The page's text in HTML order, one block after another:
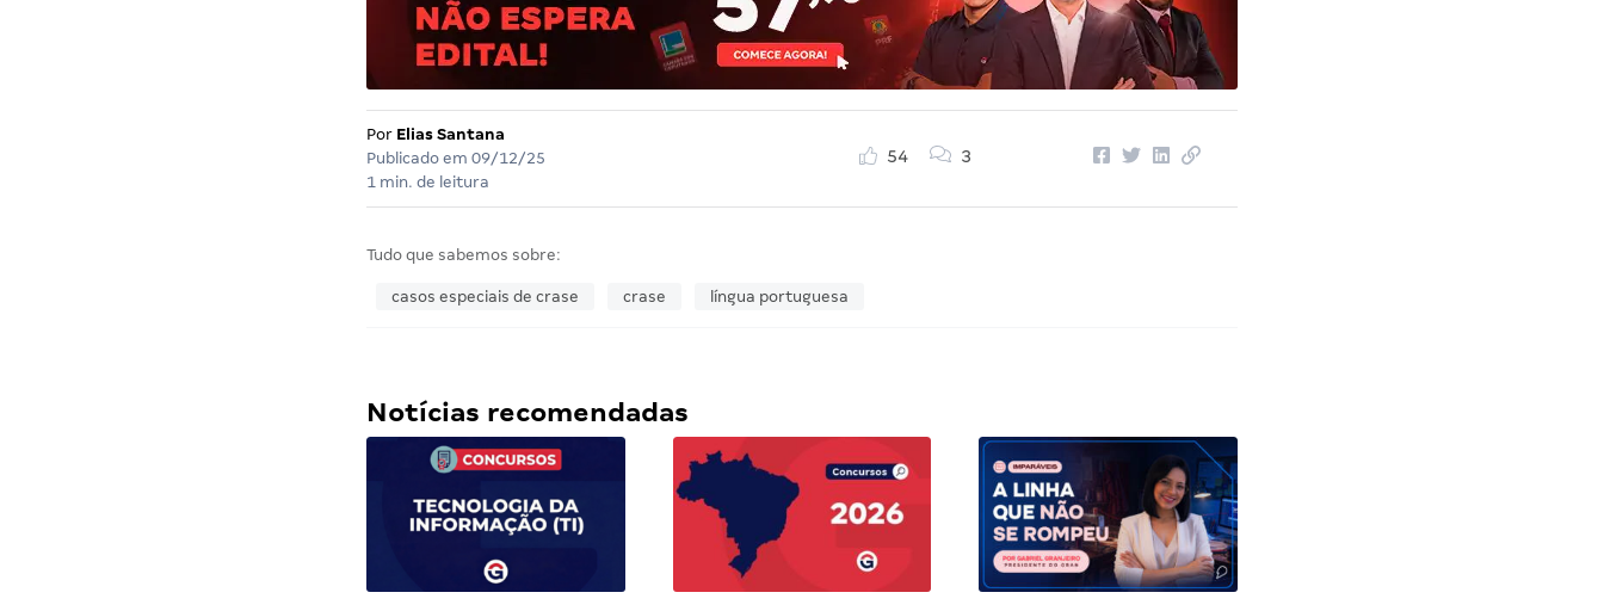
Por Elias Santana
Publicado em 09/12/25
1 min. de leitura
54 3
Tudo que sabemos sobre:
casos especiais de crase crase língua portuguesa
Notícias recomendadas